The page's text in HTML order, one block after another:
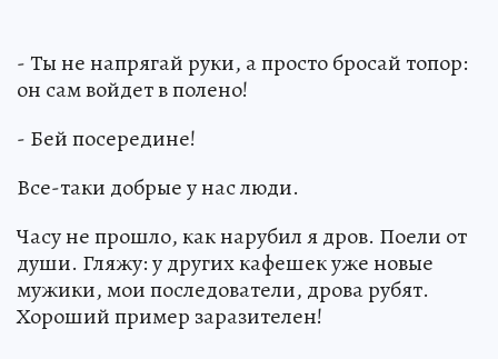
- Ты не напрягай руки, а просто бросай топор:
он сам войдет в полено!
- Бей посередине!
Все-таки добрые у нас люди.
Часу не прошло, как нарубил я дров. Поели от
души. Гляжу: у других кафешек уже новые
мужики, мои последователи, дрова рубят.
Хороший пример заразителен!